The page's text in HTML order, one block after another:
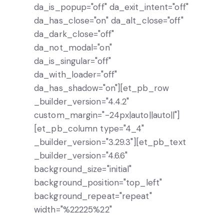
da_is_popup="off" da_exit_intent="off"
da_has_close="on" da_alt_close="off"
da_dark_close="off"
da_not_modal="on"
da_is_singular="off"
da_with_loader="off"
da_has_shadow="on"][et_pb_row
_builder_version="4.4.2"
custom_margin="-24px|auto||auto||"]
[et_pb_column type="4_4"
_builder_version="3.29.3"][et_pb_text
_builder_version="4.6.6"
background_size="initial"
background_position="top_left"
background_repeat="repeat"
width="%22225%22"